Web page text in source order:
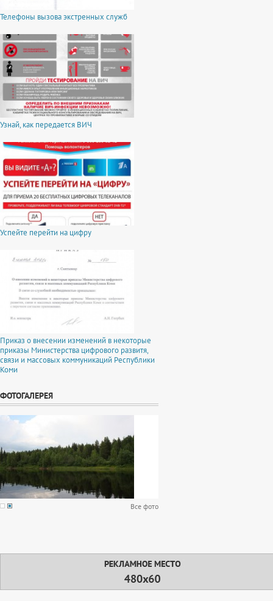
Телефоны вызова экстренных служб
Узнай, как передается ВИЧ
Успейте перейти на цифру
Приказ о внесении изменений в некоторые
приказы Министерства цифрового развитя,
связи и массовых коммуникаций Республики
Коми
ФОТОГАЛЕРЕЯ
Все фото